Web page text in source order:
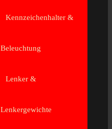
Kennzeichenhalter &
Beleuchtung
Lenker &
Lenkergewichte